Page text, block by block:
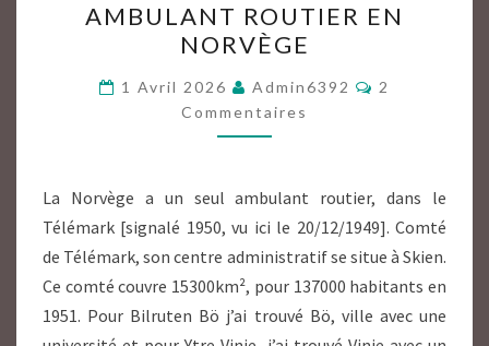
ROUTIER
EN
NORVÈGE
AMBULANT ROUTIER EN
NORVÈGE
1 Avril 2026 Admin6392
2
Commentaires
La Norvège a un seul ambulant routier, dans le
Télémark [signalé 1950, vu ici le 20/12/1949]. Comté
de Télémark, son centre administratif se situe à Skien.
Ce comté couvre 15300km², pour 137000 habitants en
1951. Pour Bilruten Bö j’ai trouvé Bö, ville avec une